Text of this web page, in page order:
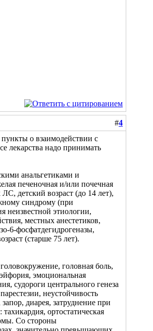
#4
о взаимодействии с
лекарства надо принимать
анальгетиками и
печеночная и/или почечная
детский возраст (до 14 лет),
синдрому (при
неизвестной этиологии,
местных анестетиков,
6-фосфатдегидрогеназы,
(старше 75 лет).
головная боль,
эмоциональная
судороги центрального генеза
неустойчивость
диарея, затруднение при
ортостатическая
Со стороны